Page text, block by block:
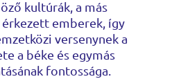
kultúrák, a más
emberek, így
versenynek a
a béke és egymás
fontossága.